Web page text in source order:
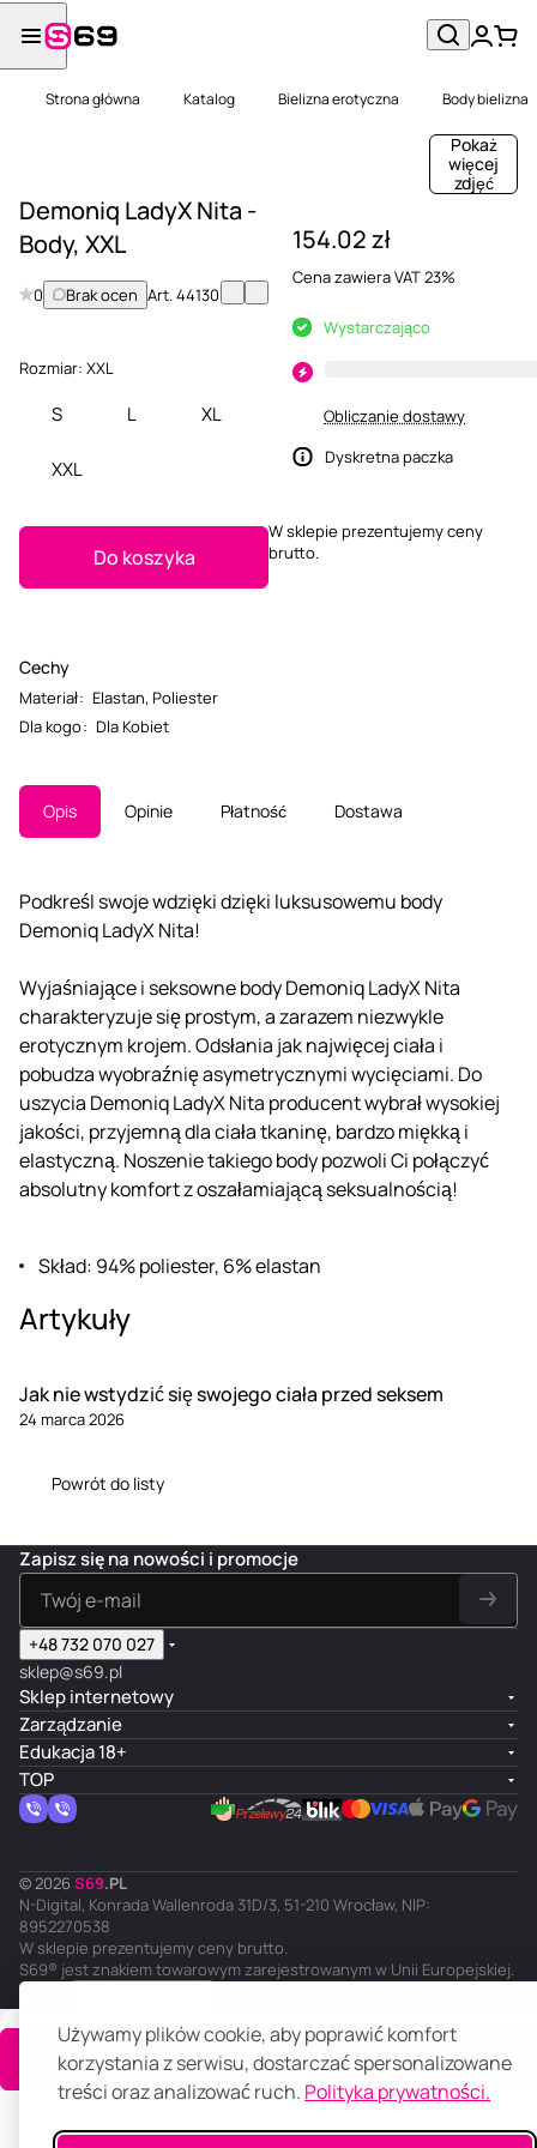
Używamy plików cookie, aby poprawić komfort
korzystania z serwisu, dostarczać spersonalizowane
treści oraz analizować ruch. Polityka prywatności.
Strona główna Katalog Bielizna erotyczna Body bielizna
Pokaż
więcej
zdjęć
Demoniq LadyX Nita -
Body, XXL
0 Brak ocen Art.44130
Rozmiar: XXL
S L XL
XXL
Do koszyka
Cechy
Materiał: Elastan, Poliester
Dla kogo: Dla Kobiet
154.02 zł
Cena zawiera VAT 23%
Wystarczająco
Obliczanie dostawy
Dyskretna paczka
W sklepie prezentujemy ceny
brutto.
Opis Opinie Płatność Dostawa
Podkreśl swoje wdzięki dzięki luksusowemu body
Demoniq LadyX Nita!
Wyjaśniające i seksowne body Demoniq LadyX Nita
charakteryzuje się prostym, a zarazem niezwykle
erotycznym krojem. Odsłania jak najwięcej ciała i
pobudza wyobraźnię asymetrycznymi wycięciami. Do
uszycia Demoniq LadyX Nita producent wybrał wysokiej
jakości, przyjemną dla ciała tkaninę, bardzo miękką i
elastyczną. Noszenie takiego body pozwoli Ci połączyć
absolutny komfort z oszałamiającą seksualnością!
Skład: 94% poliester, 6% elastan
Artykuły
Jak nie wstydzić się swojego ciała przed seksem
24 marca 2026
Powrót do listy
Do koszyka
Zapisz się na nowości i promocje
+48 732 070 027
sklep@s69.pl
Sklep internetowy
Zarządzanie
Edukacja 18+
TOP
© 2026 S69.PL
N-Digital, Konrada Wallenroda 31D/3, 51-210 Wrocław, NIP:
8952270538
W sklepie prezentujemy ceny brutto.
S69® jest znakiem towarowym zarejestrowanym w Unii Europejskiej.